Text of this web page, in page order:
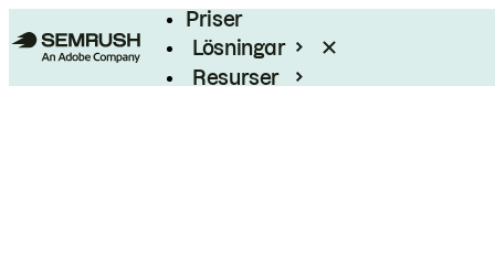
Priser
Lösningar
Resurser